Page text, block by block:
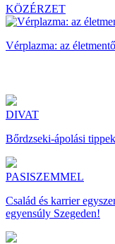
KÖZÉRZET
Vérplazma: az
DIVAT
Bőrdzseki-ápolási
PASISZEMMEL
Család és karrier
egyensúly Szegeden!